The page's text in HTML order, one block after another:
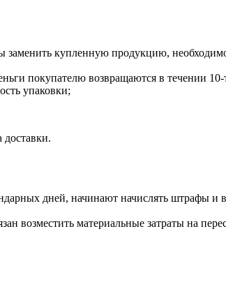
купленную продукцию,
покупателю возвращаются в течении 10-
упаковки;
доставки.
дней, начинают начислять штрафы
возместить материальные затраты на